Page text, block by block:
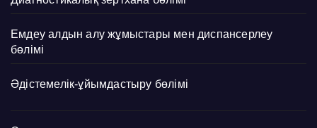
Емдеу алдын алу жұмыстары мен диспансерлеу
бөлімі
Әдістемелік-ұйымдастыру бөлімі